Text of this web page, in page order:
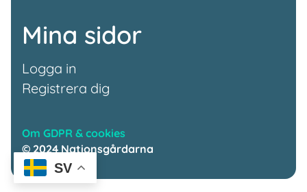
Om GDPR & cookies
© 2024 Nationsgårdarna
Mina sidor
Logga in
Registrera dig
SV